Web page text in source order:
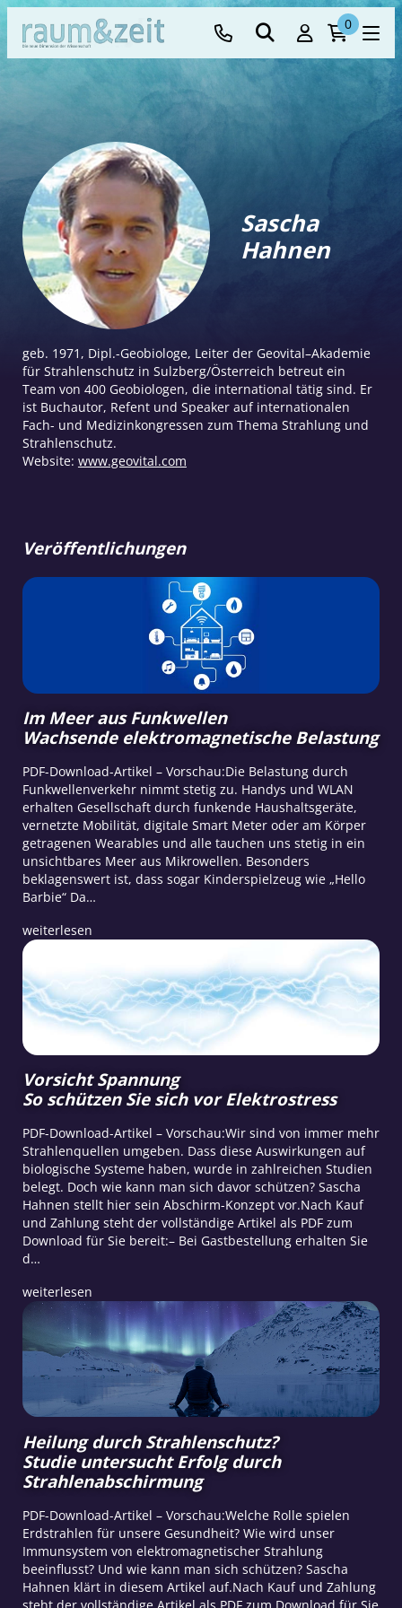
0
Sascha
Hahnen
geb. 1971, Dipl.-Geobiologe, Leiter der Geovital–Akademie
für Strahlenschutz in Sulzberg/Österreich betreut ein
Team von 400 Geobiologen, die international tätig sind. Er
ist Buchautor, Refent und Speaker auf internationalen
Fach- und Medizinkongressen zum Thema Strahlung und
Strahlenschutz.
Website: www.geovital.com
Veröffentlichungen
Im Meer aus Funkwellen
Wachsende elektromagnetische Belastung
PDF-Download-Artikel – Vorschau:Die Belastung durch
Funkwellenverkehr nimmt stetig zu. Handys und WLAN
erhalten Gesellschaft durch funkende Haushaltsgeräte,
vernetzte Mobilität, digitale Smart Meter oder am Körper
getragenen Wearables und alle tauchen uns stetig in ein
unsichtbares Meer aus Mikrowellen. Besonders
beklagenswert ist, dass sogar Kinderspielzeug wie „Hello
Barbie“ Da…
weiterlesen
Vorsicht Spannung
So schützen Sie sich vor Elektrostress
PDF-Download-Artikel – Vorschau:Wir sind von immer mehr
Strahlenquellen umgeben. Dass diese Auswirkungen auf
biologische Systeme haben, wurde in zahlreichen Studien
belegt. Doch wie kann man sich davor schützen? Sascha
Hahnen stellt hier sein Abschirm-Konzept vor.Nach Kauf
und Zahlung steht der vollständige Artikel als PDF zum
Download für Sie bereit:– Bei Gastbestellung erhalten Sie
d…
weiterlesen
Heilung durch Strahlenschutz?
Studie untersucht Erfolg durch
Strahlenabschirmung
PDF-Download-Artikel – Vorschau:Welche Rolle spielen
Erdstrahlen für unsere Gesundheit? Wie wird unser
Immunsystem von elektromagnetischer Strahlung
beeinflusst? Und wie kann man sich schützen? Sascha
Hahnen klärt in diesem Artikel auf.Nach Kauf und Zahlung